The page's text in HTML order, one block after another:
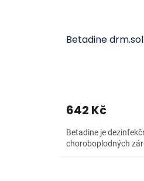
Betadine
642 Kč
Betadine je
choroboplodných